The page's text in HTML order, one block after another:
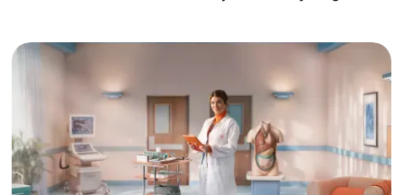
diabetes og hjerte-kar-sygdomme. I denne artikel
forklarer vi, hvad mavefedt er, hvorfor det ofte
samler sig omkring maven, og hvilke ændringer der
kan reducere taljemålet på en sund måde.